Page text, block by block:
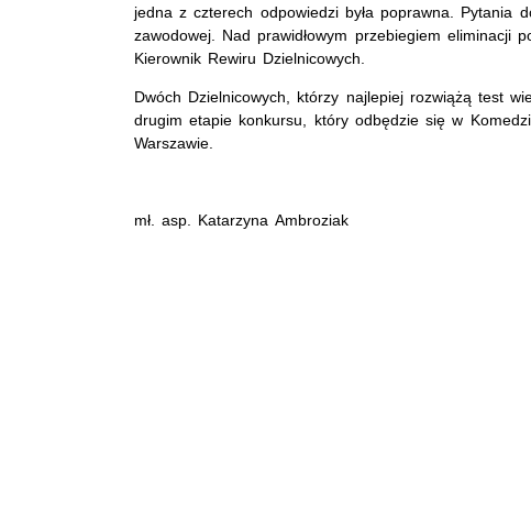
jedna z czterech odpowiedzi była poprawna. Pytania
zawodowej. Nad prawidłowym przebiegiem eliminacji
Kierownik Rewiru Dzielnicowych.
Dwóch Dzielnicowych, którzy najlepiej rozwiążą test
drugim etapie konkursu, który odbędzie się w
Warszawie.
mł. asp. Katarzyna Ambroziak